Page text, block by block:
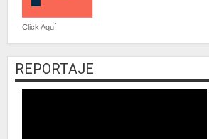
Click Aquí
REPORTAJE